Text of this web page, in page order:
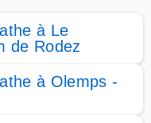
à Le
de Rodez
à Olemps -